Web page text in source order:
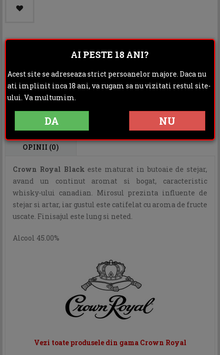
Whisky
Distribuie:
Rating:
DESCRIERE INFORMATII ADITIONALE
OPINII (0)
Crown Royal Black este maturat in butoaie de stejar,
avand un continut aromat si bogat, caracteristic
whisky-ului canadian. Mirosul prezinta influente de
stejar si artar, iar gustul este catifelat cu aroma de fructe
uscate. Finisajul este lung si neted.
Alcool 45.00%
Vezi toate produsele din gama Crown Royal
AI PESTE 18 ANI?
Acest site se adreseaza strict persoanelor majore. Daca nu
ati implinit inca 18 ani, va rugam sa nu vizitati restul site-
ului. Va multumim.
DA NU